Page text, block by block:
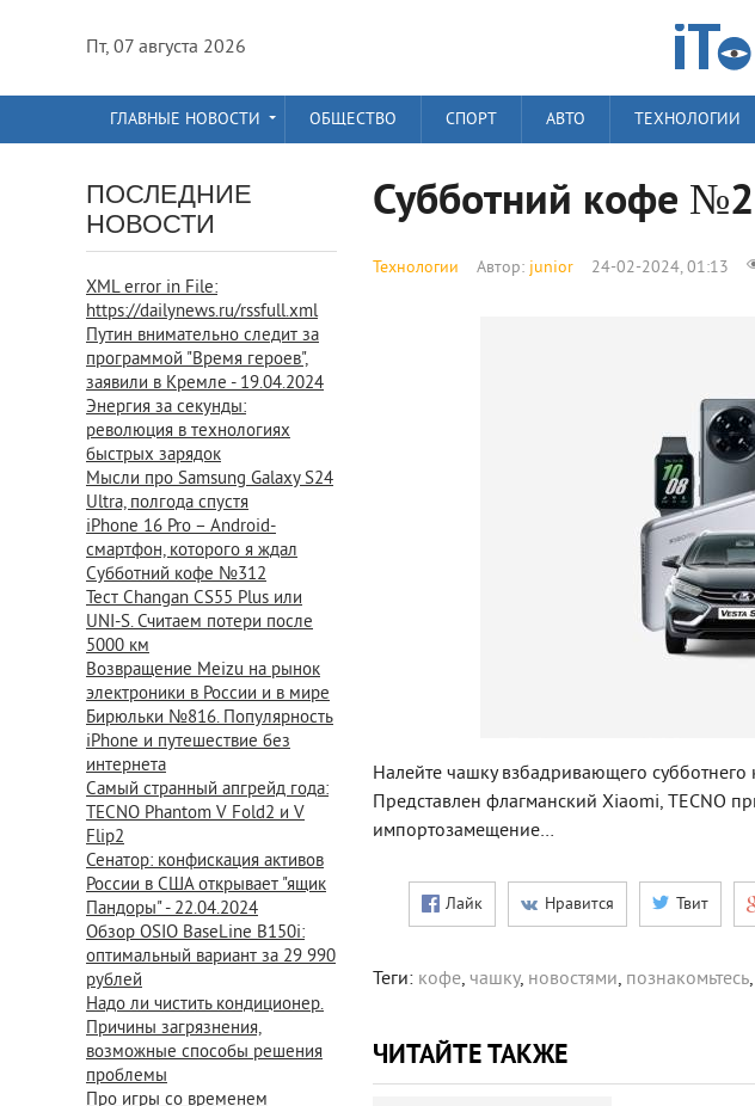
Пт, 07 августа 2026
ГЛАВНЫЕ НОВОСТИ ОБЩЕСТВО СПОРТ АВТО ТЕХНОЛОГИИ
ПОСЛЕДНИЕ
НОВОСТИ
XML error in File:
https://dailynews.ru/rssfull.xml
Путин внимательно следит за
программой "Время героев",
заявили в Кремле - 19.04.2024
Энергия за секунды:
революция в технологиях
быстрых зарядок
Мысли про Samsung Galaxy S24
Ultra, полгода спустя
iPhone 16 Pro – Android-
смартфон, которого я ждал
Субботний кофе №312
Тест Changan CS55 Plus или
UNI-S. Считаем потери после
5000 км
Возвращение Meizu на рынок
электроники в России и в мире
Бирюльки №816. Популярность
iPhone и путешествие без
интернета
Самый странный апгрейд года:
TECNO Phantom V Fold2 и V
Flip2
Сенатор: конфискация активов
России в США открывает "ящик
Пандоры" - 22.04.2024
Обзор OSIO BaseLine B150i:
оптимальный вариант за 29 990
рублей
Надо ли чистить кондиционер.
Причины загрязнения,
возможные способы решения
проблемы
Про игры со временем
Субботний кофе
Технологии Автор: junior 24-02-2024, 01:13
Налейте чашку взбадривающего
Представлен флагманский Xiaomi, TECNO
импортозамещение…
Лайк Нравится Твит
Теги: кофе, чашку, новостями, познакомьтесь,
ЧИТАЙТЕ ТАКЖЕ